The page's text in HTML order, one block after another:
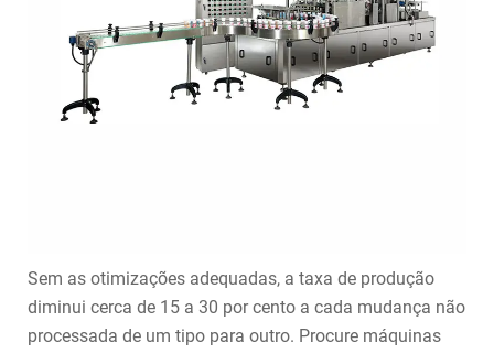
Sem as otimizações adequadas, a taxa de produção
diminui cerca de 15 a 30 por cento a cada mudança não
processada de um tipo para outro. Procure máquinas